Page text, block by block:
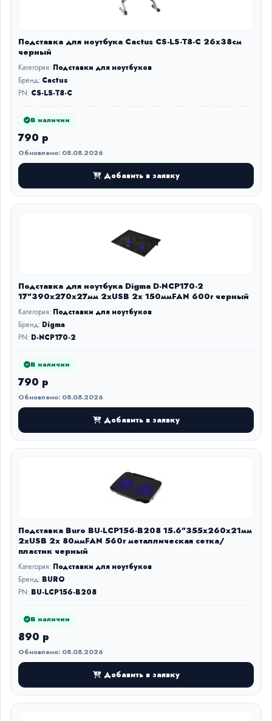
Подставка для ноутбука Cactus CS-LS-T8-C 26x38см
черный
Категория: Подставки для ноутбуков
Бренд: Cactus
PN: CS-LS-T8-C
В наличии
790 р
Обновлено: 08.08.2026
Добавить в заявку
Подставка для ноутбука Digma D-NCP170-2
17"390x270x27мм 2xUSB 2x 150ммFAN 600г черный
Категория: Подставки для ноутбуков
Бренд: Digma
PN: D-NCP170-2
В наличии
790 р
Обновлено: 08.08.2026
Добавить в заявку
Подставка Buro BU-LCP156-B208 15.6"355x260x21мм
2xUSB 2x 80ммFAN 560г металлическая сетка/
пластик черный
Категория: Подставки для ноутбуков
Бренд: BURO
PN: BU-LCP156-B208
В наличии
890 р
Обновлено: 08.08.2026
Добавить в заявку